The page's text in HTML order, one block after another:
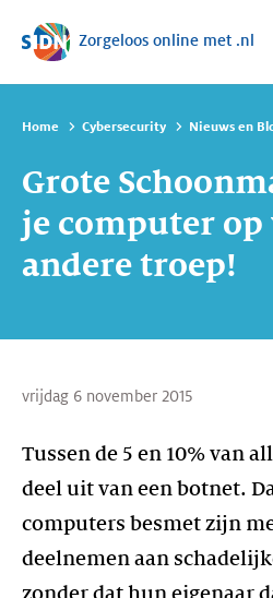
Sla navigatie over
Zorgeloos online met .nl
Home Cybersecurity Nieuws en
Grote
je computer op
andere troep!
vrijdag 6 november 2015
Tussen de 5 en 10% van
deel uit van een botnet.
computers besmet zijn
deelnemen aan
zonder dat hun eigenaar